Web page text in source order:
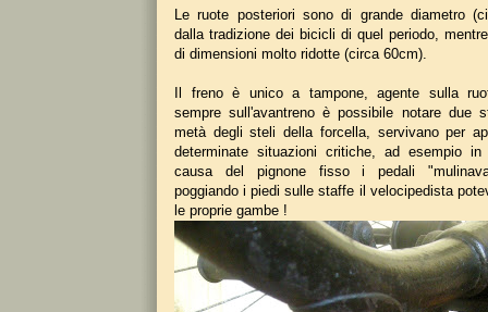
Le ruote posteriori sono di grande diametro
dalla tradizione dei bicicli di quel periodo,
di dimensioni molto ridotte (circa 60cm).
Il freno è unico a tampone, agente sulla
sempre sull'avantreno è possibile notare due
metà degli steli della forcella, servivano per
determinate situazioni critiche, ad esempio
causa del pignone fisso i pedali
poggiando i piedi sulle staffe il velocipedista
le proprie gambe !